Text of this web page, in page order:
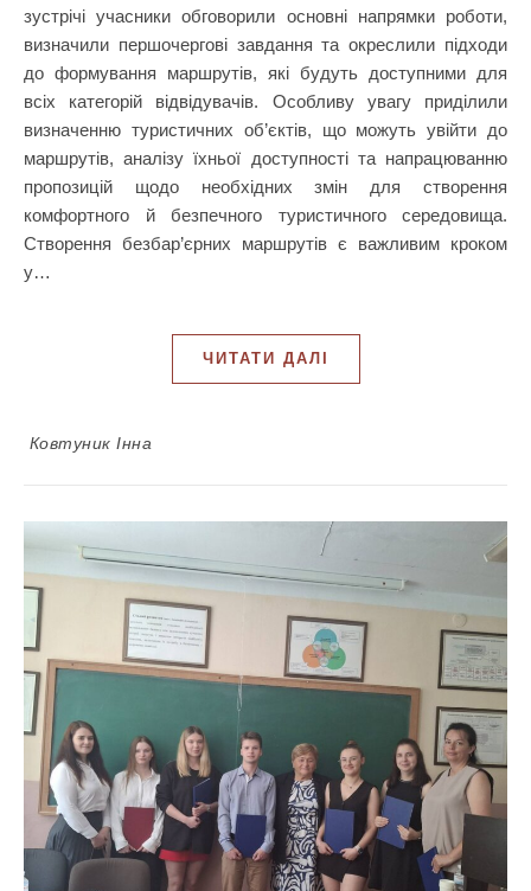
зустрічі учасники обговорили основні напрямки роботи,
визначили першочергові завдання та окреслили підходи
до формування маршрутів, які будуть доступними для
всіх категорій відвідувачів. Особливу увагу приділили
визначенню туристичних об’єктів, що можуть увійти до
маршрутів, аналізу їхньої доступності та напрацюванню
пропозицій щодо необхідних змін для створення
комфортного й безпечного туристичного середовища.
Створення безбар’єрних маршрутів є важливим кроком
у…
ЧИТАТИ ДАЛІ
Ковтуник Інна